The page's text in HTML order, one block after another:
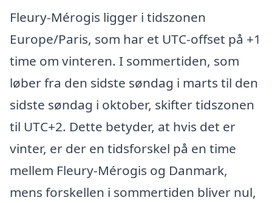
Fleury-Mérogis ligger i tidszonen
Europe/Paris, som har et UTC-offset på +1
time om vinteren. I sommertiden, som
løber fra den sidste søndag i marts til den
sidste søndag i oktober, skifter tidszonen
til UTC+2. Dette betyder, at hvis det er
vinter, er der en tidsforskel på en time
mellem Fleury-Mérogis og Danmark,
mens forskellen i sommertiden bliver nul,